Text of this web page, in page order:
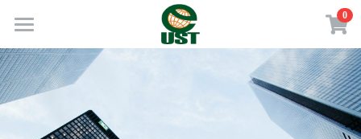
0
Home
規劃服務
最新消息
×
商品分類
所有商品分類